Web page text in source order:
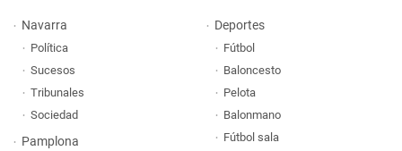
Navarra
Política
Sucesos
Tribunales
Sociedad
Pamplona
Deportes
Fútbol
Baloncesto
Pelota
Balonmano
Fútbol sala